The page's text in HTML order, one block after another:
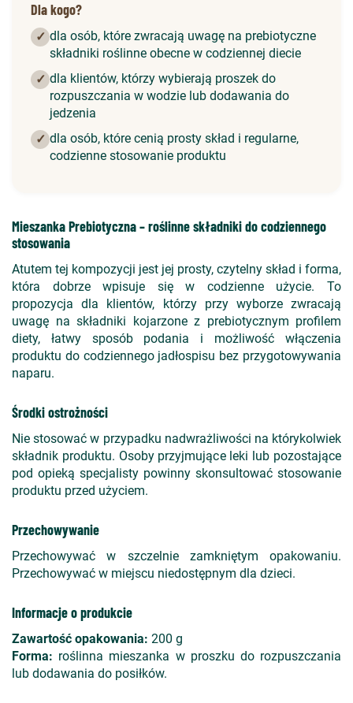
Dla kogo?
✓ dla osób, które zwracają uwagę na prebiotyczne
składniki roślinne obecne w codziennej diecie
✓ dla klientów, którzy wybierają proszek do
rozpuszczania w wodzie lub dodawania do
jedzenia
✓ dla osób, które cenią prosty skład i regularne,
codzienne stosowanie produktu
Mieszanka Prebiotyczna – roślinne składniki do codziennego
stosowania
Atutem tej kompozycji jest jej prosty, czytelny skład i forma,
która dobrze wpisuje się w codzienne użycie. To
propozycja dla klientów, którzy przy wyborze zwracają
uwagę na składniki kojarzone z prebiotycznym profilem
diety, łatwy sposób podania i możliwość włączenia
produktu do codziennego jadłospisu bez przygotowywania
naparu.
Środki ostrożności
Nie stosować w przypadku nadwrażliwości na którykolwiek
składnik produktu. Osoby przyjmujące leki lub pozostające
pod opieką specjalisty powinny skonsultować stosowanie
produktu przed użyciem.
Przechowywanie
Przechowywać w szczelnie zamkniętym opakowaniu.
Przechowywać w miejscu niedostępnym dla dzieci.
Informacje o produkcie
Zawartość opakowania: 200 g
Forma: roślinna mieszanka w proszku do rozpuszczania
lub dodawania do posiłków.